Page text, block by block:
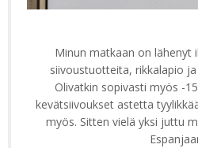
Minun matkaan on lähenyt
siivoustuotteita, rikkalapio
Olivatkin sopivasti myös -
kevätsiivoukset astetta
myös. Sitten vielä yksi juttu